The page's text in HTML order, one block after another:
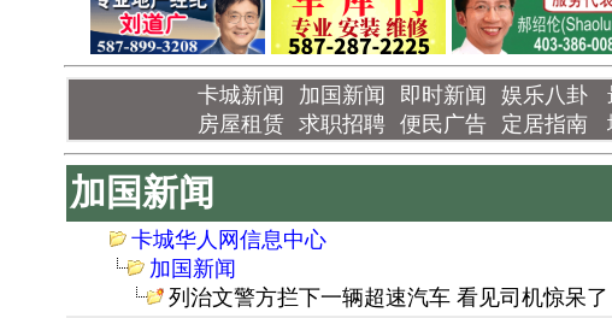
卡城新闻 加国新闻 即时新闻 娱乐八卦
房屋租赁 求职招聘 便民广告 定居指南
加国新闻
卡城华人网信息中心
加国新闻
列治文警方拦下一辆超速汽车 看见司机惊呆了